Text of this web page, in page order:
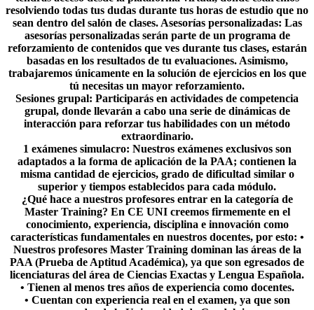
resolviendo todas tus dudas durante tus horas de estudio que no
sean dentro del salón de clases.Asesorías personalizadas: Las
asesorías personalizadas serán parte de un programa de
reforzamiento de contenidos que ves durante tus clases, estarán
basadas en los resultados de tu evaluaciones. Asimismo,
trabajaremos únicamente en la solución de ejercicios en los que
tú necesitas un mayor reforzamiento.
Sesiones grupal: Participarás en actividades de competencia
grupal, donde llevarán a cabo una serie de dinámicas de
interacción para reforzar tus habilidades con un método
extraordinario.
1 exámenes simulacro: Nuestros exámenes exclusivos son
adaptados a la forma de aplicación de la PAA; contienen la
misma cantidad de ejercicios, grado de dificultad similar o
superior y tiempos establecidos para cada módulo.
¿Qué hace a nuestros profesores entrar en la categoría de
Master Training? En CE UNI creemos firmemente en el
conocimiento, experiencia, disciplina e innovación como
características fundamentales en nuestros docentes, por esto: •
Nuestros profesores Master Training dominan las áreas de la
PAA (Prueba de Aptitud Académica), ya que son egresados de
licenciaturas del área de Ciencias Exactas y Lengua Española.
• Tienen al menos tres años de experiencia como docentes.
• Cuentan con experiencia real en el examen, ya que son